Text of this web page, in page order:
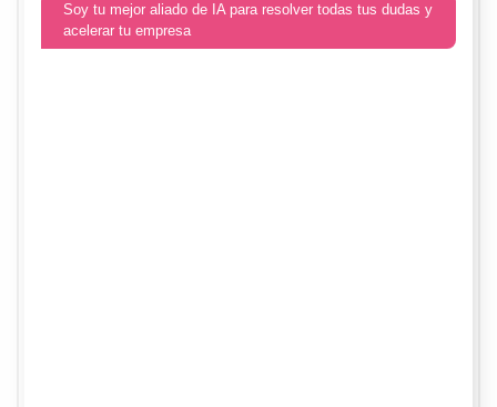
Soy tu mejor aliado de IA para resolver todas tus dudas y
acelerar tu empresa